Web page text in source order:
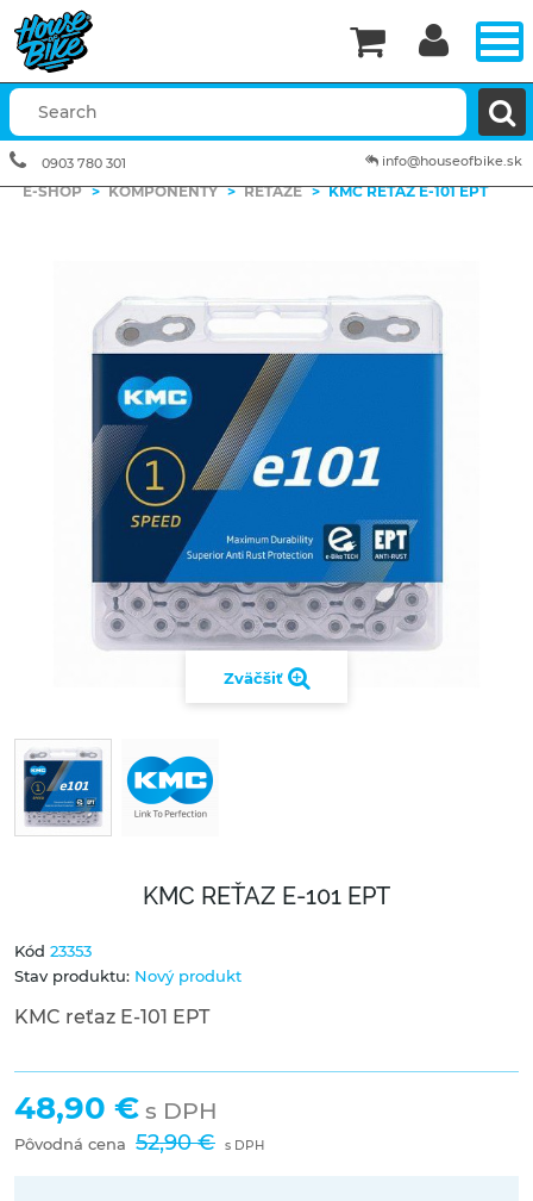
E-SHOP > KOMPONENTY > REŤAZE > KMC REŤAZ E-101 EPT
Zväčšiť
KMC REŤAZ E-101 EPT
Kód 23353
Stav produktu: Nový produkt
KMC reťaz E-101 EPT
48,90 € s DPH
Pôvodná cena 52,90 € s DPH


info@houseofbike.sk
0903 780 301